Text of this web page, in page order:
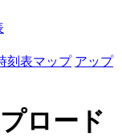
刻表マップ アップ
ロード